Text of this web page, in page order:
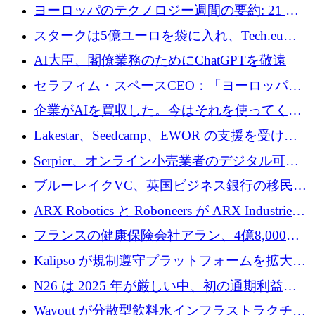
10社
ヨーロッパのテクノロジー週間の要約: 21 億
ユーロの取引と Tech.eu Funding Explorer
スタークは5億ユーロを袋に入れ、Tech.eu
Funding Explorerの立ち上げ、そしてルクセン
ブルクの大きな野望
AI大臣、閣僚業務のためにChatGPTを敬遠
セラフィム・スペースCEO：「ヨーロッパは
追いつきつつある」
企業がAIを買収した。今はそれを使ってくれ
る人々が必要です
Lakestar、Seedcamp、EWOR の支援を受け、
SE3 が自律システム用の空間 AI プラットフォ
ームを発表
Serpier、オンライン小売業者のデジタル可視
性向上を支援するために 140 万ユーロを調達
ブルーレイクVC、英国ビジネス銀行の移民主
導スタートアップ支援で初のファンド獲得に
ARX Robotics と Roboneers が ARX Industries
を設立し、無人地上車両の生産を拡大
フランスの健康保険会社アラン、4億8,000万
ユーロの資金調達ラウンドで合意
Kalipso が規制遵守プラットフォームを拡大す
るために 320 万ドルを調達
N26 は 2025 年が厳しい中、初の通期利益を
達成
Wayout が分散型飲料水インフラストラクチャ